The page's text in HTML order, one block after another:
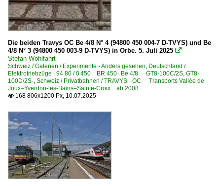
Stadtbahnen und U-Bahnen
Straßenbahn
Straßenbahn Karlsruhe ·VBK· keine S-Bahn
Straßenbahnfahrzeuge
Duewag/Siemens | GT6-70D/N, GT8-70D/N | 'Karlsruhe'
Strecken | KBS 600-699
643 Frankfurt-Höchst – Bad Soden
Strecken | KBS 700-799
Die beiden Travys OC Be 4/8 N° 4 (94800 450 004-7 D-TVYS) und Be
4/8 N° 3 (94800 450 003-9 D-TVYS) in Orbe. 5. Juli 2025 
Stefan Wohlfahrt
Schweiz / Galerien / Experimente - Anders gesehen Deutschland /
Elektrotriebzüge | 94 80 / 0 450 BR 450 · Be 4/8 ·GT8-100C/2S, GT8-
100D/2S· Schweiz / Privatbahnen / TRAVYS ·OC· Transports Vallée de
Joux–Yverdon-les-Bains–Sainte-Croix ab 2008
 168 806x1200 Px, 10.07.2025